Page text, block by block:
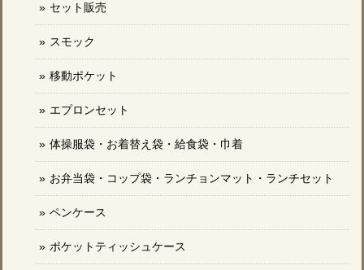
セット販売
スモック
移動ポケット
エプロンセット
体操服袋・お着替え袋・給食袋・巾着
お弁当袋・コップ袋・ランチョンマット・ランチセット
ペンケース
ポケットティッシュケース